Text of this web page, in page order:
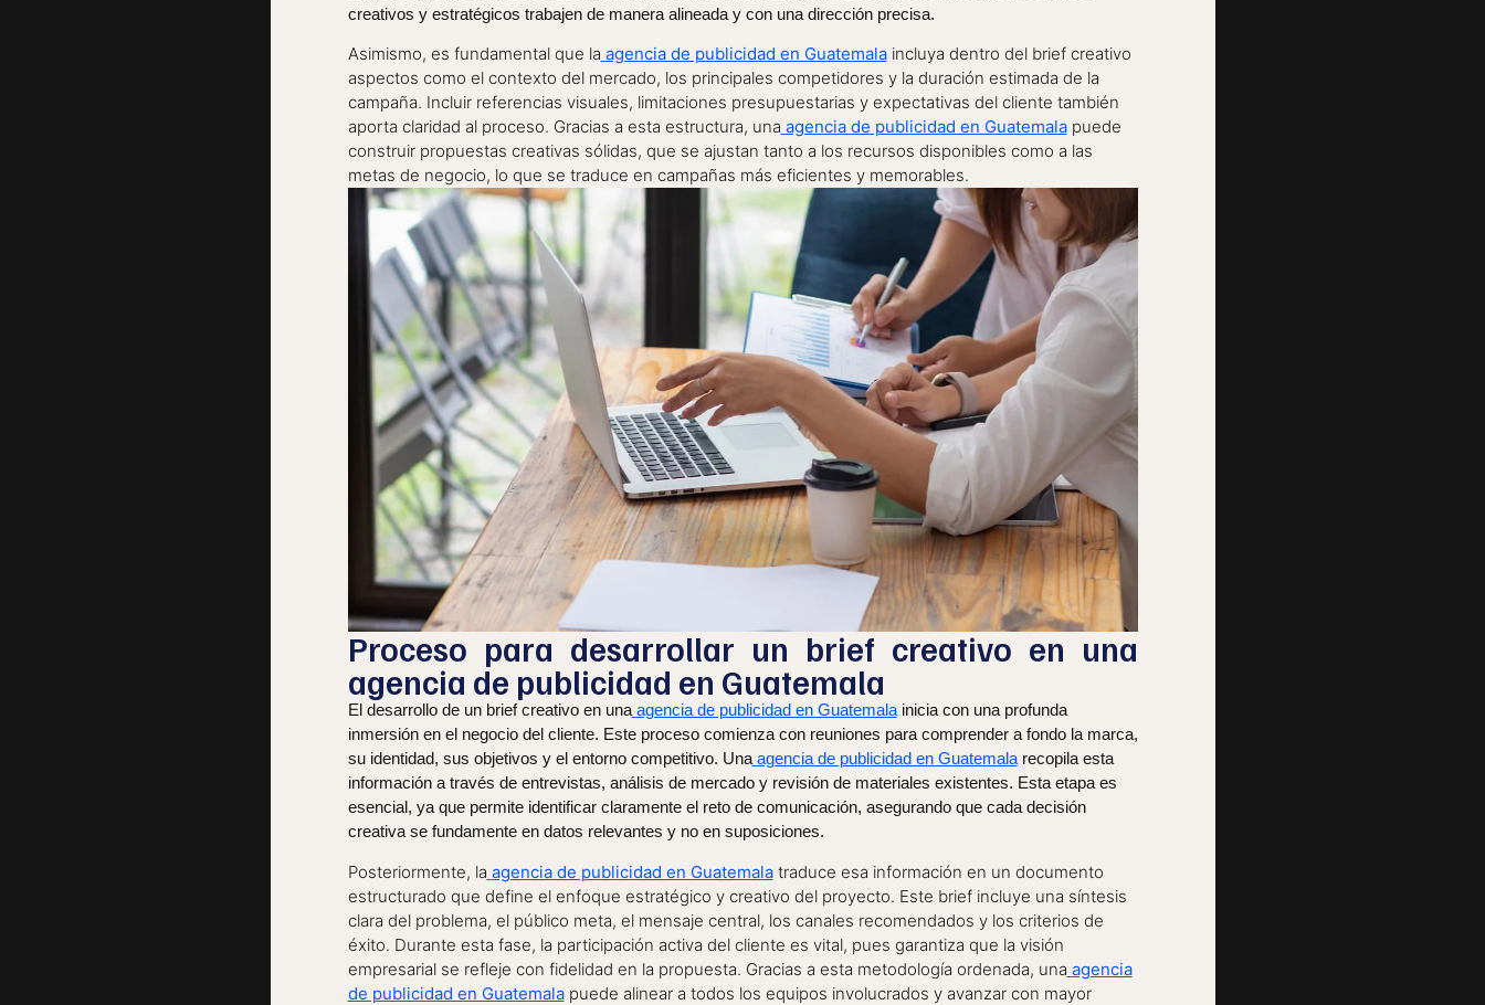
creativos y estratégicos trabajen de manera alineada y con una dirección precisa.
Asimismo, es fundamental que la agencia de publicidad en Guatemalaincluya dentro del brief creativo
aspectos como el contexto del mercado, los principales competidores y la duración estimada de la
campaña. Incluir referencias visuales, limitaciones presupuestarias y expectativas del cliente también
aporta claridad al proceso. Gracias a esta estructura, una agencia de publicidad en Guatemala puede
construir propuestas creativas sólidas, que se ajustan tanto a los recursos disponibles como a las
metas de negocio, lo que se traduce en campañas más eficientes y memorables.
Proceso para desarrollar un brief creativo en una
agencia de publicidad en Guatemala
El desarrollo de un brief creativo en una agencia de publicidad en Guatemalainicia con una profunda
inmersión en el negocio del cliente. Este proceso comienza con reuniones para comprender a fondo la marca,
su identidad, sus objetivos y el entorno competitivo. Una agencia de publicidad en Guatemalarecopila esta
información a través de entrevistas, análisis de mercado y revisión de materiales existentes. Esta etapa es
esencial, ya que permite identificar claramente el reto de comunicación, asegurando que cada decisión
creativa se fundamente en datos relevantes y no en suposiciones.
Posteriormente, la agencia de publicidad en Guatemalatraduce esa información en un documento
estructurado que define el enfoque estratégico y creativo del proyecto. Este brief incluye una síntesis
clara del problema, el público meta, el mensaje central, los canales recomendados y los criterios de
éxito. Durante esta fase, la participación activa del cliente es vital, pues garantiza que la visión
empresarial se refleje con fidelidad en la propuesta. Gracias a esta metodología ordenada, una agencia
de publicidad en Guatemalapuede alinear a todos los equipos involucrados y avanzar con mayor